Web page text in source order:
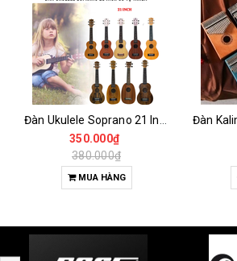
Đàn Ukulele Soprano 21 Inch Gỗ Tự Nhiên – Nhỏ Gọn, Dễ Chơi Cho Người Mới
350.000₫
380.000₫
MUA HÀNG